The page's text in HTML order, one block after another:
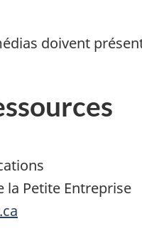
doivent
la Petite Entreprise